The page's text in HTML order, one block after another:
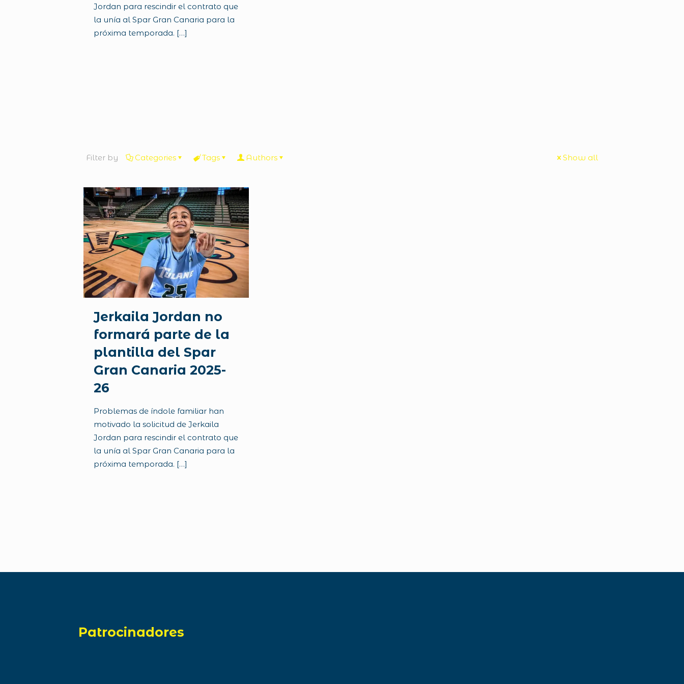
Jordan para rescindir el contrato que
la unía al Spar Gran Canaria para la
próxima temporada. […]
Filter by Categories Tags Authors Show all
Jerkaila Jordan no
formará parte de la
plantilla del Spar
Gran Canaria 2025-
26
Problemas de índole familiar han
motivado la solicitud de Jerkaila
Jordan para rescindir el contrato que
la unía al Spar Gran Canaria para la
próxima temporada. […]
Patrocinadores